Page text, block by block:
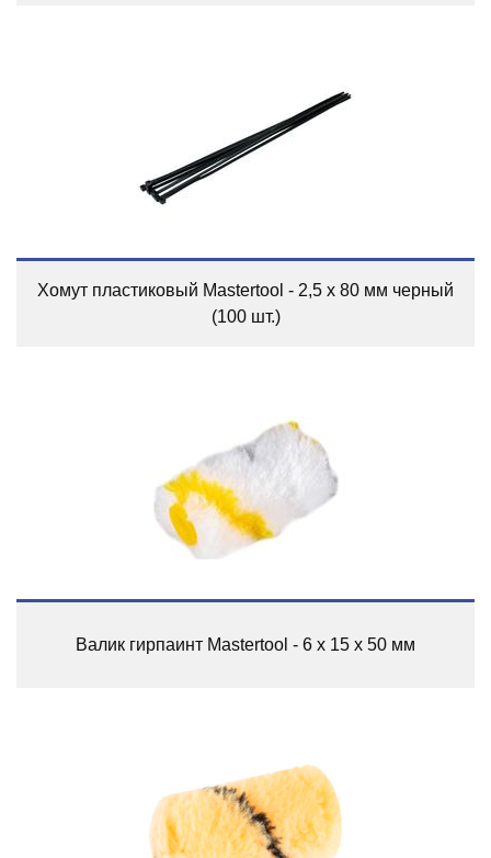
Хомут пластиковый Mastertool - 2,5 x 80 мм черный
(100 шт.)
Валик гирпаинт Mastertool - 6 х 15 х 50 мм